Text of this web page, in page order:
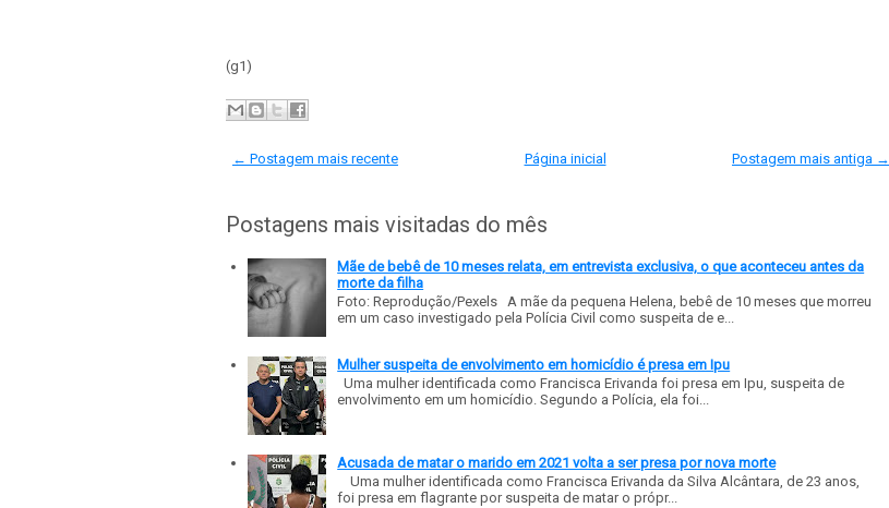
(g1)
← Postagem mais recente Postagem mais antiga →
Página inicial
Postagens mais visitadas do mês
Mãe de bebê de 10 meses relata, em entrevista exclusiva, o que aconteceu antes da
morte da filha
Foto: Reprodução/Pexels A mãe da pequena Helena, bebê de 10 meses que morreu
em um caso investigado pela Polícia Civil como suspeita de e...
Mulher suspeita de envolvimento em homicídio é presa em Ipu
Uma mulher identificada como Francisca Erivanda foi presa em Ipu, suspeita de
envolvimento em um homicídio. Segundo a Polícia, ela foi...
Acusada de matar o marido em 2021 volta a ser presa por nova morte
Uma mulher identificada como Francisca Erivanda da Silva Alcântara, de 23 anos,
foi presa em flagrante por suspeita de matar o própr...